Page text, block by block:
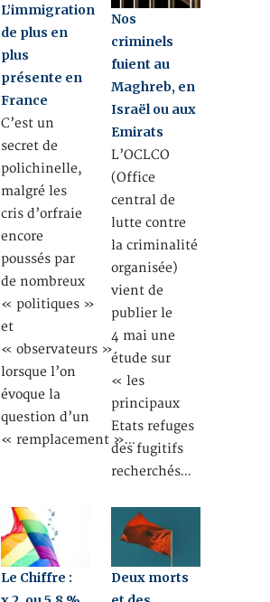
L’immigration
de plus en
plus
présente en
France
C’est un
secret de
polichinelle,
malgré les
cris d’orfraie
encore
poussés par
de nombreux
« politiques »
et
« observateurs »
lorsque l’on
évoque la
question d’un
« remplacement »…
Nos
criminels
fuient au
Maghreb, en
Israël ou aux
Emirats
L’OCLCO
(Office
central de
lutte contre
la criminalité
organisée)
vient de
publier le
4 mai une
étude sur
« les
principaux
Etats refuges
des fugitifs
recherchés…
Le Chiffre :
Deux morts